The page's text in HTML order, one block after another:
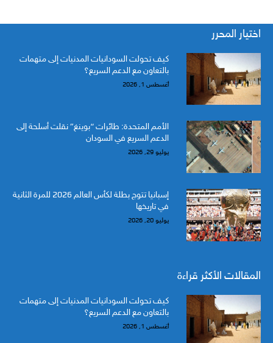
اختيار المحرر
كيف تحولت السودانيات المدنيات إلى متهمات
بالتعاون مع الدعم السريع؟
أغسطس 1, 2026
الأمم المتحدة: طائرات “بوينغ” نقلت أسلحة إلى
الدعم السريع في السودان
يوليو 29, 2026
إسبانيا تتوج بطلة لكأس العالم 2026 للمرة الثانية
في تاريخها
يوليو 20, 2026
المقالات الأكثر قراءة
كيف تحولت السودانيات المدنيات إلى متهمات
بالتعاون مع الدعم السريع؟
أغسطس 1, 2026